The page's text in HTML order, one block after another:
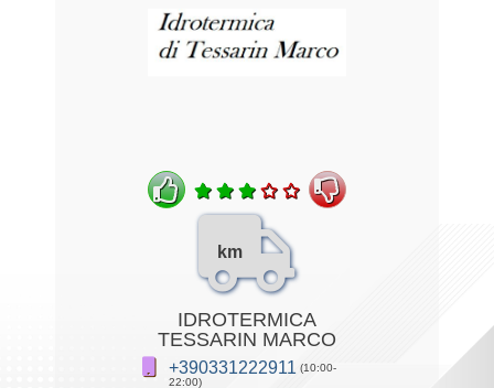
km
IDROTERMICA
TESSARIN MARCO
+390331222911 (10:00-
22:00)